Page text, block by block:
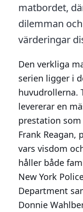
matbordet,
dilemman och
värderingar
Den verkliga
serien ligger i
huvudrollerna.
levererar en
prestation
Frank Reagan,
vars visdom
håller både
New York
Department
Donnie